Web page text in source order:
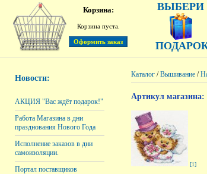
Корзина:
Корзина пуста.
ВЫБЕРИ
Новости:
АКЦИЯ "Вас ждёт подарок!"
Работа Магазина в дни
празднования Нового Года
Исполнение заказов в дни
самоизоляции.
Портал поставщиков
Каталог /Вышивание /
Артикул магазина:
[1]